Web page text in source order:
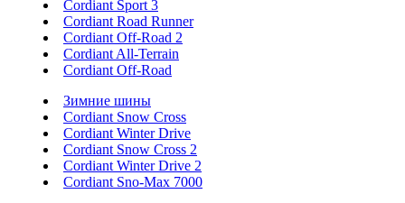
Cordiant Sport 3
Cordiant Road Runner
Cordiant Off-Road 2
Cordiant All-Terrain
Cordiant Off-Road
Зимние шины
Cordiant Snow Cross
Cordiant Winter Drive
Cordiant Snow Cross 2
Cordiant Winter Drive 2
Cordiant Sno-Max 7000